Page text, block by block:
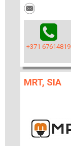
+371 67614819
MRT, SIA